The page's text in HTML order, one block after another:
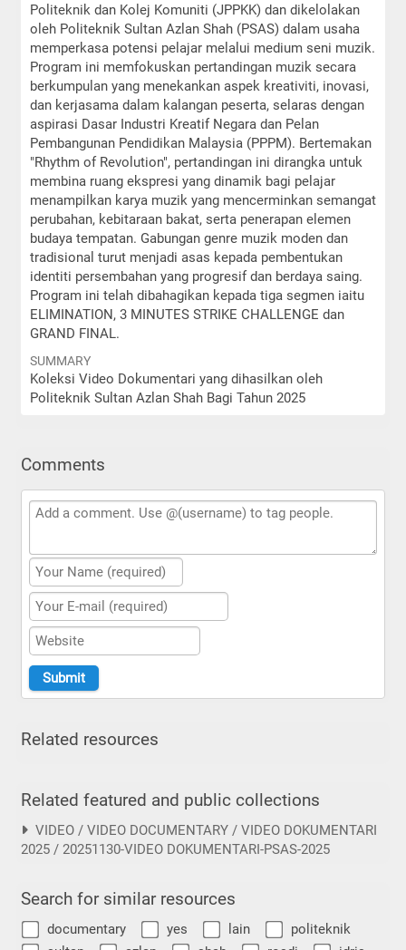
Politeknik dan Kolej Komuniti (JPPKK) dan dikelolakan
oleh Politeknik Sultan Azlan Shah (PSAS) dalam usaha
memperkasa potensi pelajar melalui medium seni muzik.
Program ini memfokuskan pertandingan muzik secara
berkumpulan yang menekankan aspek kreativiti, inovasi,
dan kerjasama dalam kalangan peserta, selaras dengan
aspirasi Dasar Industri Kreatif Negara dan Pelan
Pembangunan Pendidikan Malaysia (PPPM). Bertemakan
"Rhythm of Revolution", pertandingan ini dirangka untuk
membina ruang ekspresi yang dinamik bagi pelajar
menampilkan karya muzik yang mencerminkan semangat
perubahan, kebitaraan bakat, serta penerapan elemen
budaya tempatan. Gabungan genre muzik moden dan
tradisional turut menjadi asas kepada pembentukan
identiti persembahan yang progresif dan berdaya saing.
Program ini telah dibahagikan kepada tiga segmen iaitu
ELIMINATION, 3 MINUTES STRIKE CHALLENGE dan
GRAND FINAL.
SUMMARY
Koleksi Video Dokumentari yang dihasilkan oleh
Politeknik Sultan Azlan Shah Bagi Tahun 2025
Comments
Related resources
Related featured and public collections
VIDEO / VIDEO DOCUMENTARY / VIDEO DOKUMENTARI
2025 / 20251130-VIDEO DOKUMENTARI-PSAS-2025
Search for similar resources
documentary yes lain
politeknik